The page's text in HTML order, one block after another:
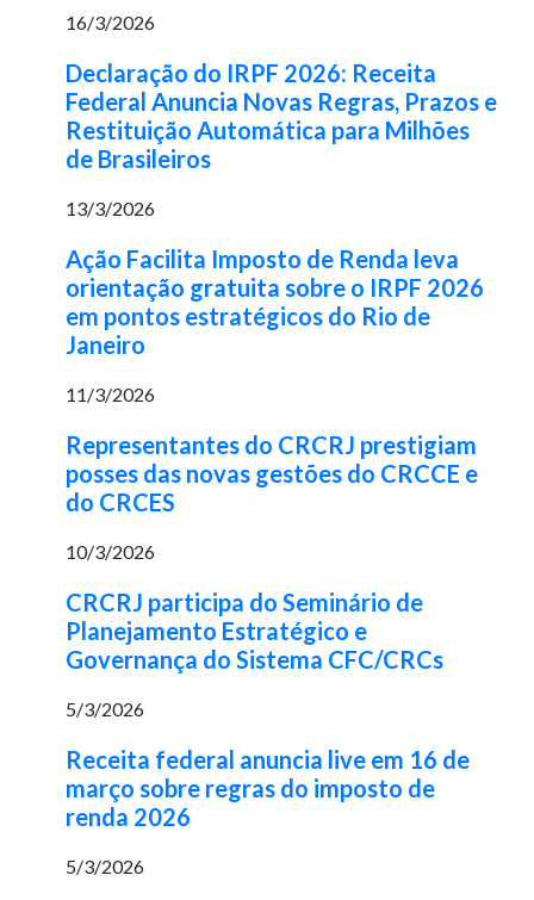
16/3/2026
Declaração do IRPF 2026: Receita
Federal Anuncia Novas Regras, Prazos e
Restituição Automática para Milhões
de Brasileiros
13/3/2026
Ação Facilita Imposto de Renda leva
orientação gratuita sobre o IRPF 2026
em pontos estratégicos do Rio de
Janeiro
11/3/2026
Representantes do CRCRJ prestigiam
posses das novas gestões do CRCCE e
do CRCES
10/3/2026
CRCRJ participa do Seminário de
Planejamento Estratégico e
Governança do Sistema CFC/CRCs
5/3/2026
Receita federal anuncia live em 16 de
março sobre regras do imposto de
renda 2026
5/3/2026